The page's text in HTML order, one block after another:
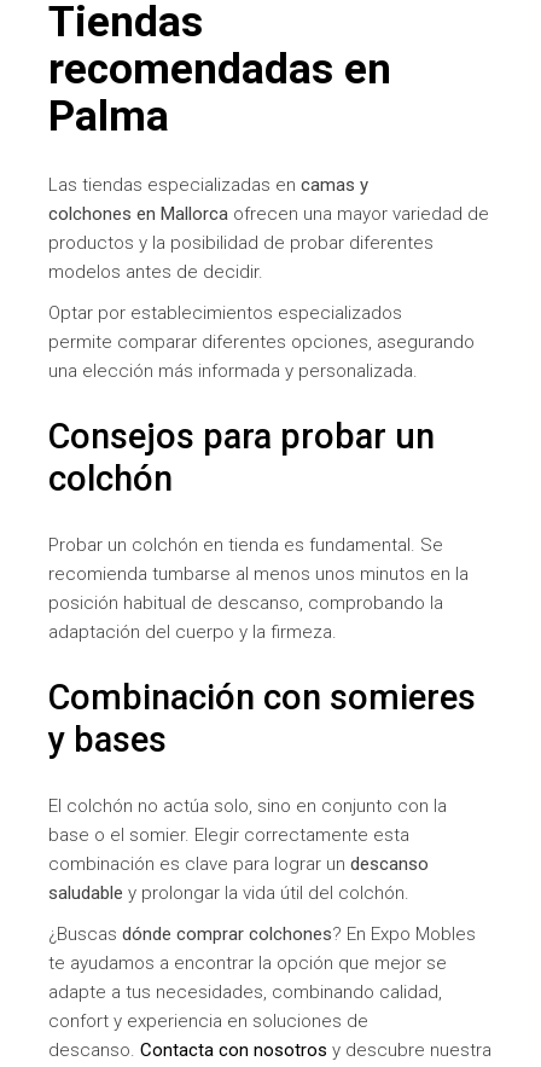
Tiendas
recomendadas en
Palma
Las tiendas especializadas encamas y
colchones en Mallorca ofrecen una mayor variedad de
productos y la posibilidad de probar diferentes
modelos antes de decidir.
Optar por establecimientos especializados
permite comparar diferentes opciones, asegurando
una elección más informada y personalizada.
Consejos para probar un
colchón
Probar un colchón en tienda es fundamental. Se
recomienda tumbarse al menos unos minutos en la
posición habitual de descanso, comprobando la
adaptación del cuerpo y la firmeza.
Combinación con somieres
y bases
El colchón no actúa solo, sino en conjunto con la
base o el somier. Elegir correctamente esta
combinación es clave para lograr undescanso
saludable y prolongar la vida útil del colchón.
¿Buscasdónde comprar colchones? En Expo Mobles
te ayudamos a encontrar la opción que mejor se
adapte a tus necesidades, combinando calidad,
confort y experiencia en soluciones de
descanso.Contacta con nosotros y descubre nuestra